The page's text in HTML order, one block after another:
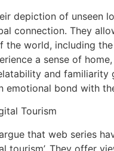
depiction of unseen
connection. They
the world, including
a sense of
and familiarity
emotional bond with
Tourism
that web series
tourism’. They offer